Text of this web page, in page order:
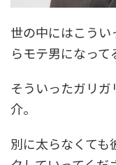
世の中にはこう
らモテ男になって
そういったガリ
介。
別に太らなくても